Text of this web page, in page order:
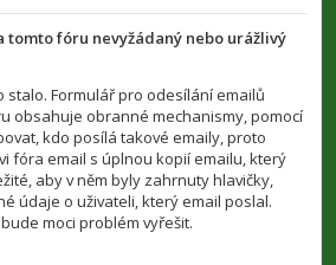
tomto fóru nevyžádaný nebo urážlivý
stalo. Formulář pro odesílání emailů
obsahuje obranné mechanismy, pomocí
kdo posílá takové emaily, proto
fóra email s úplnou kopií emailu, který
aby v něm byly zahrnuty hlavičky,
údaje o uživateli, který email poslal.
moci problém vyřešit.